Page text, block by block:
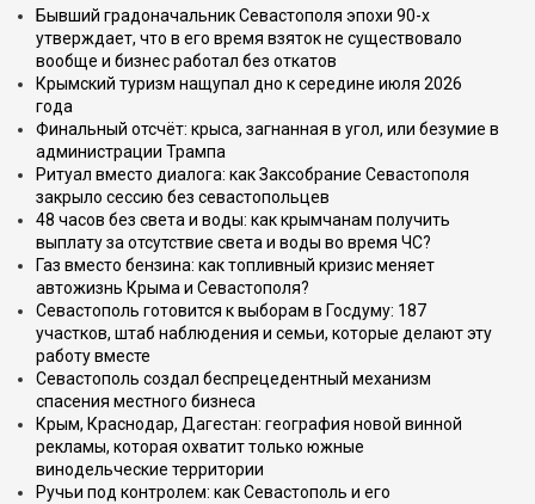
Бывший градоначальник Севастополя эпохи 90-х
утверждает, что в его время взяток не существовало
вообще и бизнес работал без откатов
Крымский туризм нащупал дно к середине июля 2026
года
Финальный отсчёт: крыса, загнанная в угол, или безумие в
администрации Трампа
Ритуал вместо диалога: как Заксобрание Севастополя
закрыло сессию без севастопольцев
48 часов без света и воды: как крымчанам получить
выплату за отсутствие света и воды во время ЧС?
Газ вместо бензина: как топливный кризис меняет
автожизнь Крыма и Севастополя?
Севастополь готовится к выборам в Госдуму: 187
участков, штаб наблюдения и семьи, которые делают эту
работу вместе
Севастополь создал беспрецедентный механизм
спасения местного бизнеса
Крым, Краснодар, Дагестан: география новой винной
рекламы, которая охватит только южные
винодельческие территории
Ручьи под контролем: как Севастополь и его